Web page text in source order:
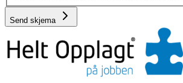
Send skjema